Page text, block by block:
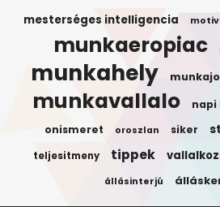
mesterséges intelligencia
munkaeropiac
munkahely
munkavallalo napi
onismeret oroszlan siker
teljesitmeny tippek
állásinterjú